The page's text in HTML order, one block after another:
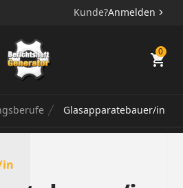
Kunde?Anmelden
Berichtsheft Generator 0
Glasapparatebauer/in
in